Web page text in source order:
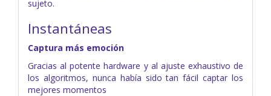
sujeto.
Instantáneas
Captura más emoción
Gracias al potente hardware y al ajuste exhaustivo de
los algoritmos, nunca había sido tan fácil captar los
mejores momentos